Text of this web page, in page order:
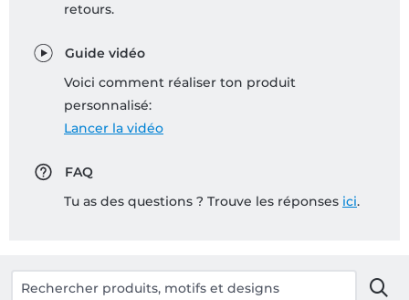
retours.
Guide vidéo
Voici comment réaliser ton produit
personnalisé:
Lancer la vidéo
FAQ
Tu as des questions ? Trouve les réponses ici.